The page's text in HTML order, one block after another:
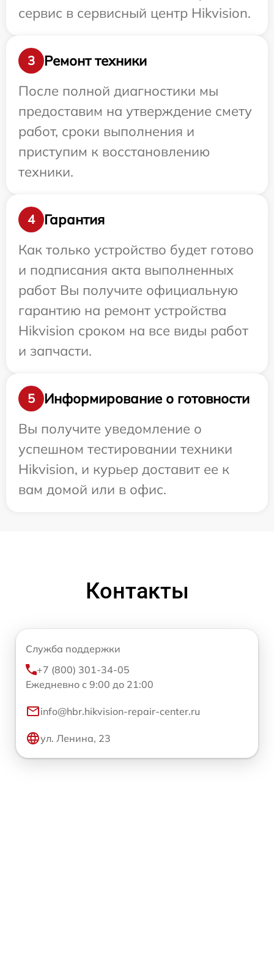
сервис в сервисный центр Hikvision.
3
Ремонт техники
После полной диагностики мы
предоставим на утверждение смету
работ, сроки выполнения и
приступим к восстановлению
техники.
4
Гарантия
Как только устройство будет готово
и подписания акта выполненных
работ Вы получите официальную
гарантию на ремонт устройства
Hikvision сроком на все виды работ
и запчасти.
5
Информирование о готовности
Вы получите уведомление о
успешном тестировании техники
Hikvision, и курьер доставит ее к
вам домой или в офис.
Контакты
Служба поддержки
+7 (800) 301-34-05
Ежедневно с 9:00 до 21:00
info@hbr.hikvision-repair-center.ru
ул. Ленина, 23